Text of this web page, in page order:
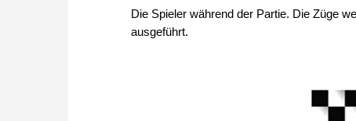
Die Spieler während der Partie. Die Züge
ausgeführt.